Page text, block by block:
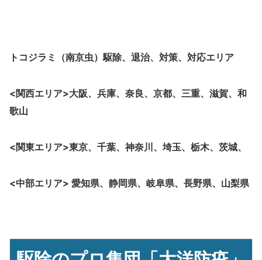
トコジラミ（南京虫）駆除、退治、対策、対応エリア
<関西エリア>大阪、兵庫、奈良、京都、三重、滋賀、和
歌山
<関東エリア>東京、千葉、神奈川、埼玉、栃木、茨城、
<中部エリア> 愛知県、静岡県、岐阜県、長野県、山梨県